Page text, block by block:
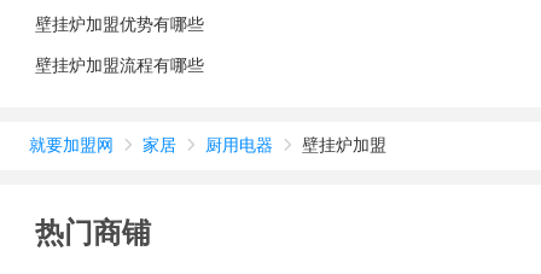
壁挂炉加盟优势有哪些
壁挂炉加盟流程有哪些
就要加盟网  家居  厨用电器  壁挂炉加盟
热门商铺